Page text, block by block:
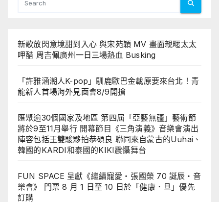
新歌放閃意境甜到入心 與宋苑穎 MV 畫面親暱太太
呷醋 周吉佩廣州一日三場熱血 Busking
「許雅涵潮人K-pop」馴鹿歐巴金載原要來台北！青
龍新人首場海外見面會8/9開搶
匯聚逾30個國家及地區 第四屆「亞藝無疆」藝術節
將於9至11月舉行 開幕節目《三角演義》音樂會演出
陣容包括王雙駿夥拍恭碩良 聯同來自蒙古的Uuhai、
韓國的KARDI和泰國的KIKI震懾舞台
FUN SPACE 呈獻《繼續寵愛・張國榮 70 誕辰・音
樂會》 門票 8 月 1 日至 10 日於「健康．旦」優先
訂購